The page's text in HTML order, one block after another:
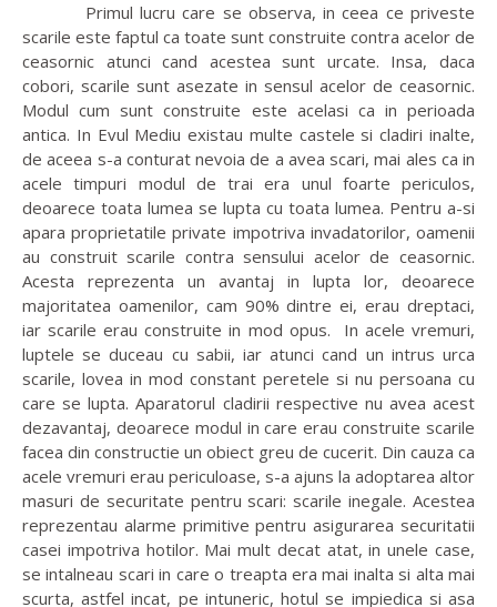
Primul lucru care se observa, in ceea ce priveste
scarile este faptul ca toate sunt construite contra acelor de
ceasornic atunci cand acestea sunt urcate. Insa, daca
cobori, scarile sunt asezate in sensul acelor de ceasornic.
Modul cum sunt construite este acelasi ca in perioada
antica. In Evul Mediu existau multe castele si cladiri inalte,
de aceea s-a conturat nevoia de a avea scari, mai ales ca in
acele timpuri modul de trai era unul foarte periculos,
deoarece toata lumea se lupta cu toata lumea. Pentru a-si
apara proprietatile private impotriva invadatorilor, oamenii
au construit scarile contra sensului acelor de ceasornic.
Acesta reprezenta un avantaj in lupta lor, deoarece
majoritatea oamenilor, cam 90% dintre ei, erau dreptaci,
iar scarile erau construite in mod opus. In acele vremuri,
luptele se duceau cu sabii, iar atunci cand un intrus urca
scarile, lovea in mod constant peretele si nu persoana cu
care se lupta. Aparatorul cladirii respective nu avea acest
dezavantaj, deoarece modul in care erau construite scarile
facea din constructie un obiect greu de cucerit. Din cauza ca
acele vremuri erau periculoase, s-a ajuns la adoptarea altor
masuri de securitate pentru scari: scarile inegale. Acestea
reprezentau alarme primitive pentru asigurarea securitatii
casei impotriva hotilor. Mai mult decat atat, in unele case,
se intalneau scari in care o treapta era mai inalta si alta mai
scurta, astfel incat, pe intuneric, hotul se impiedica si asa